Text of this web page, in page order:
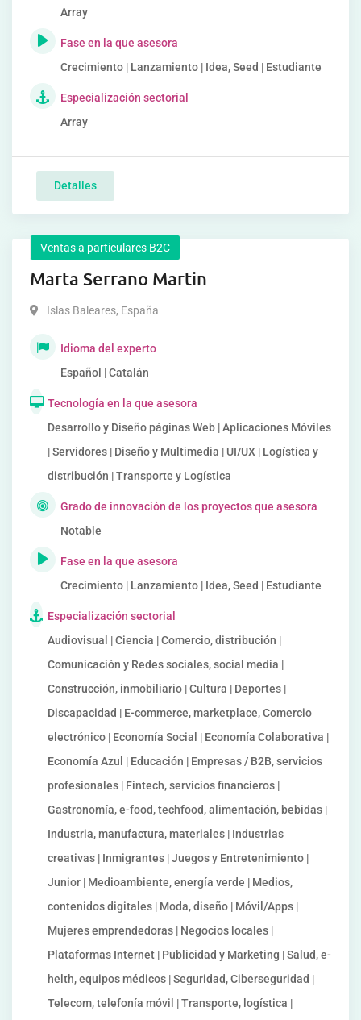
Array
Fase en la que asesora
Crecimiento | Lanzamiento | Idea, Seed | Estudiante
Especialización sectorial
Array
Detalles
Ventas a particulares B2C
Marta Serrano Martin
Islas Baleares, España
Idioma del experto
Español | Catalán
Tecnología en la que asesora
Desarrollo y Diseño páginas Web | Aplicaciones Móviles
| Servidores | Diseño y Multimedia | UI/UX | Logística y
distribución | Transporte y Logística
Grado de innovación de los proyectos que asesora
Notable
Fase en la que asesora
Crecimiento | Lanzamiento | Idea, Seed | Estudiante
Especialización sectorial
Audiovisual | Ciencia | Comercio, distribución |
Comunicación y Redes sociales, social media |
Construcción, inmobiliario | Cultura | Deportes |
Discapacidad | E-commerce, marketplace, Comercio
electrónico | Economía Social | Economía Colaborativa |
Economía Azul | Educación | Empresas / B2B, servicios
profesionales | Fintech, servicios financieros |
Gastronomía, e-food, techfood, alimentación, bebidas |
Industria, manufactura, materiales | Industrias
creativas | Inmigrantes | Juegos y Entretenimiento |
Junior | Medioambiente, energía verde | Medios,
contenidos digitales | Moda, diseño | Móvil/Apps |
Mujeres emprendedoras | Negocios locales |
Plataformas Internet | Publicidad y Marketing | Salud, e-
helth, equipos médicos | Seguridad, Ciberseguridad |
Telecom, telefonía móvil | Transporte, logística |